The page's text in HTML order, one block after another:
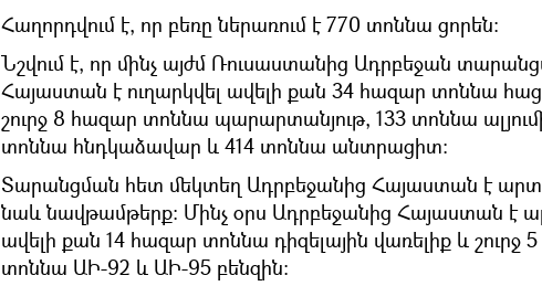
Հաղորդվում է, որ բեռը ներառում է 770 տոննա ցորեն։
Նշվում է, որ մինչ այժմ Ռուսաստանից Ադրբեջան
Հայաստան է ուղարկվել ավելի քան 34 հազար տոննա
շուրջ 8 հազար տոննա պարարտանյութ, 133 տոննա
տոննա հնդկաձավար և 414 տոննա անտրացիտ:
Տարանցման հետ մեկտեղ Ադրբեջանից Հայաստան է
նաև նավթամթերք։ Մինչ օրս Ադրբեջանից Հայաստան է
ավելի քան 14 հազար տոննա դիզելային վառելիք և շուրջ
տոննա ԱԻ-92 և ԱԻ-95 բենզին: